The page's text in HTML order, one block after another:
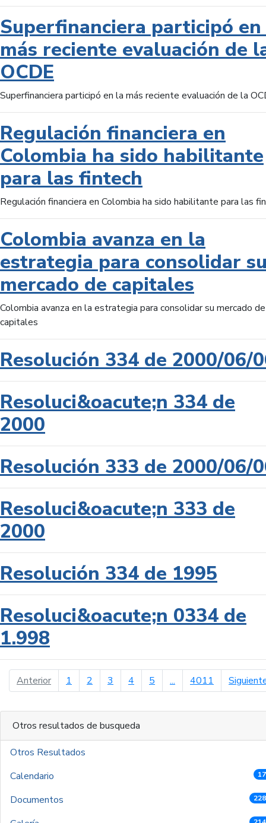
Superfinanciera participó
más reciente evaluación de
OCDE
Superfinanciera participó en la más reciente evaluación de la
Regulación financiera en
Colombia ha sido habilitante
para las fintech
Regulación financiera en Colombia ha sido habilitante para las
Colombia avanza en la
estrategia para consolidar
mercado de capitales
Colombia avanza en la estrategia para consolidar su mercado de
capitales
Resolución 334 de 2000/06/
Resoluci&oacute;n 334 de
2000
Resolución 333 de 2000/06/
Resoluci&oacute;n 333 de
2000
Resolución 334 de 1995
Resoluci&oacute;n 0334 de
1.998
Anteriorpágina anterior
1 2 3 4 5 ... 4011
Otros resultados de busqueda
Otros Resultados
Calendario
Documentos